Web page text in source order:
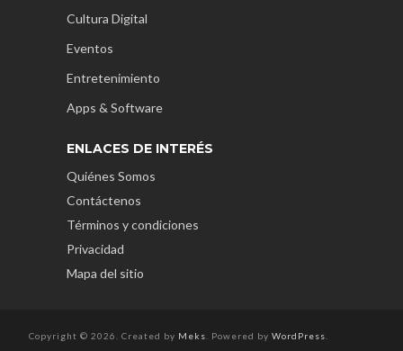
Cultura Digital
Eventos
Entretenimiento
Apps & Software
ENLACES DE INTERÉS
Quiénes Somos
Contáctenos
Términos y condiciones
Privacidad
Mapa del sitio
Copyright © 2026. Created by Meks . Powered by WordPress